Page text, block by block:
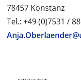
78457 Konstanz
Tel.: +49 (0)7531 /